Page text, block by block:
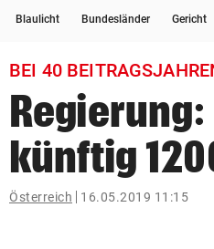
bookmark
Suchbegriff
eingeben
Blaulicht Bundesländer Gericht
BEI 40
künftig
Österreich 16.05.2019 11:15